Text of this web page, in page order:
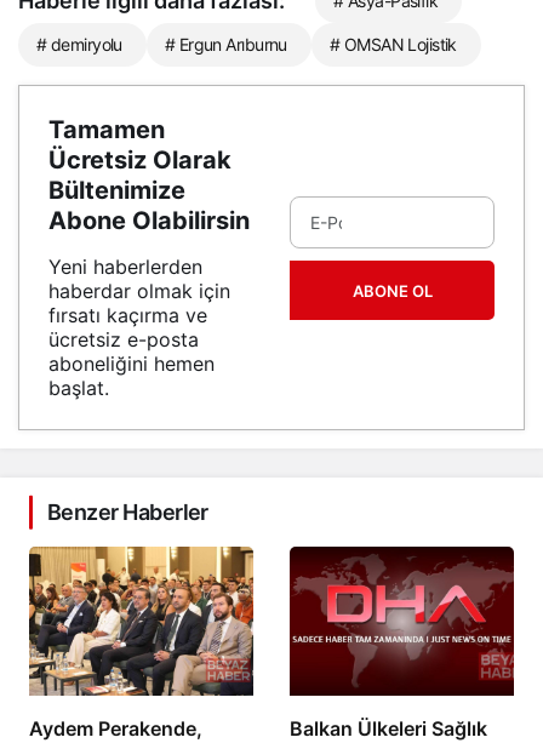
# demiryolu # Ergun Arıburnu # OMSAN Lojistik
Tamamen
Ücretsiz Olarak
Bültenimize
Abone Olabilirsin
Yeni haberlerden
haberdar olmak için
fırsatı kaçırma ve
ücretsiz e-posta
aboneliğini hemen
başlat.
ABONE OL
Benzer Haberler
Aydem Perakende,
Balkan Ülkeleri Sağlık